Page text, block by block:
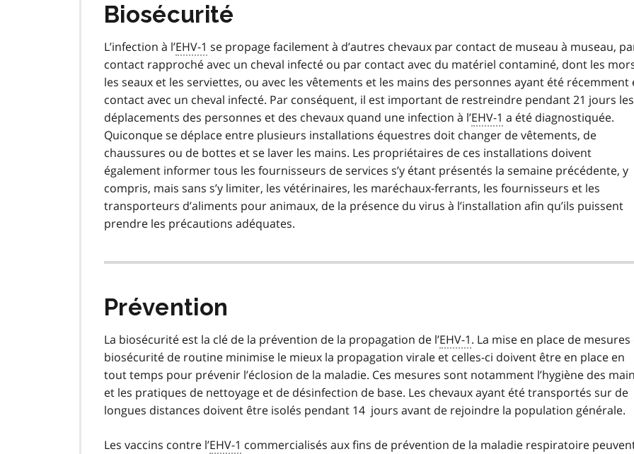
Biosécurité
L’infection à l’EHV-1 se propage facilement à d’autres chevaux par contact de museau à museau,
contact rapproché avec un cheval infecté ou par contact avec du matériel contaminé, dont les
les seaux et les serviettes, ou avec les vêtements et les mains des personnes ayant été récemment
contact avec un cheval infecté. Par conséquent, il est important de restreindre pendant 21 jours les
déplacements des personnes et des chevaux quand une infection à l’EHV-1 a été diagnostiquée.
Quiconque se déplace entre plusieurs installations équestres doit changer de vêtements, de
chaussures ou de bottes et se laver les mains. Les propriétaires de ces installations doivent
également informer tous les fournisseurs de services s’y étant présentés la semaine précédente, y
compris, mais sans s’y limiter, les vétérinaires, les maréchaux-ferrants, les fournisseurs et les
transporteurs d’aliments pour animaux, de la présence du virus à l’installation afin qu’ils puissent
prendre les précautions adéquates.
Prévention
La biosécurité est la clé de la prévention de la propagation de l’EHV-1. La mise en place de mesures
biosécurité de routine minimise le mieux la propagation virale et celles-ci doivent être en place en
tout temps pour prévenir l’éclosion de la maladie. Ces mesures sont notamment l’hygiène des
et les pratiques de nettoyage et de désinfection de base. Les chevaux ayant été transportés sur de
longues distances doivent être isolés pendant 14 jours avant de rejoindre la population générale.
Les vaccins contre l’EHV-1 commercialisés aux fins de prévention de la maladie respiratoire